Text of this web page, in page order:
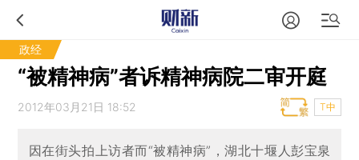
政经
“被精神病”者诉精神病院二审开庭
2012年03月21日 18:52 T中
因在街头拍上访者而“被精神病”，湖北十堰人彭宝泉